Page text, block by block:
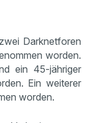
Darknetforen
worden.
ein 45-jähriger
Ein weiterer
worden.